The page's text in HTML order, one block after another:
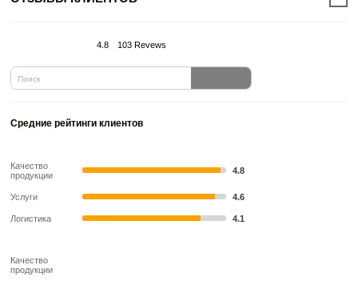
4.8 103 Revews
Средние рейтинги клиентов
Качество
продукции
4.8
Услуги 4.6
Логистика 4.1
Качество
продукции